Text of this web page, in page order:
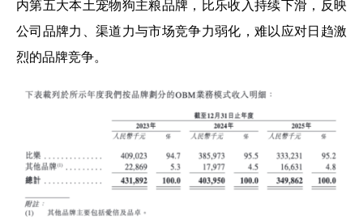
内第五大本土宠物狗主粮品牌，比乐收入持续下滑，反映
公司品牌力、渠道力与市场竞争力弱化，难以应对日趋激
烈的品牌竞争。